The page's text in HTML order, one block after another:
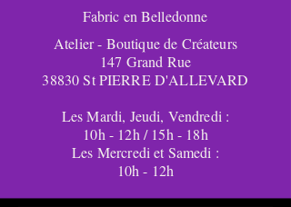
Fabric en Belledonne
Atelier - Boutique de Créateurs
147 Grand Rue
38830 St PIERRE D'ALLEVARD
Les Mardi, Jeudi, Vendredi :
10h - 12h / 15h - 18h
Les Mercredi et Samedi :
10h - 12h